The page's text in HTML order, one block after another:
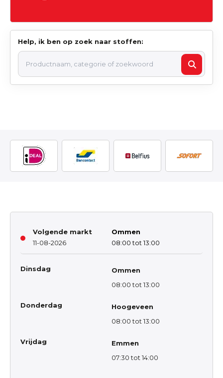
Help, ik ben op zoek naar stoffen:
Volgende markt
11-08-2026
Ommen
08:00 tot 13:00
Dinsdag
Ommen
08:00 tot 13:00
Donderdag
Hoogeveen
08:00 tot 13:00
Vrijdag
Emmen
07:30 tot 14:00